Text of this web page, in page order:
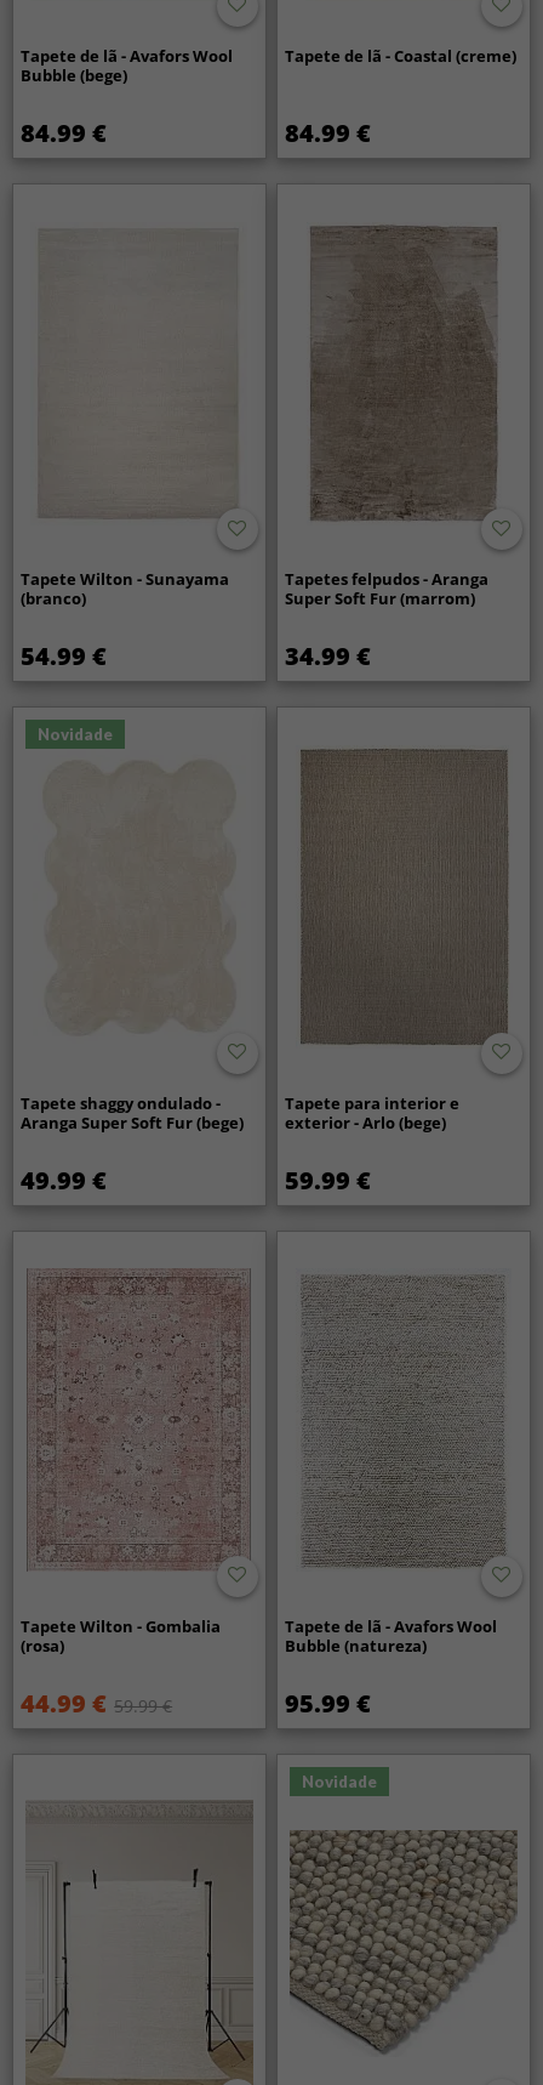
Tapete de lã - Avafors Wool
Bubble (bege)
84.99 €
Tapete de lã - Coastal (creme)
84.99 €
Tapete Wilton - Sunayama
(branco)
54.99 €
Tapetes felpudos - Aranga
Super Soft Fur (marrom)
34.99 €
Novidade
Tapete shaggy ondulado -
Aranga Super Soft Fur (bege)
49.99 €
Tapete para interior e
exterior - Arlo (bege)
59.99 €
Tapete Wilton - Gombalia
(rosa)
44.99 € 59.99 €
Tapete de lã - Avafors Wool
Bubble (natureza)
95.99 €
Novidade